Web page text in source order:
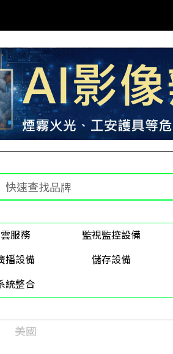
雲服務 監視監控設備
播設備
儲存設備
統整合
美國